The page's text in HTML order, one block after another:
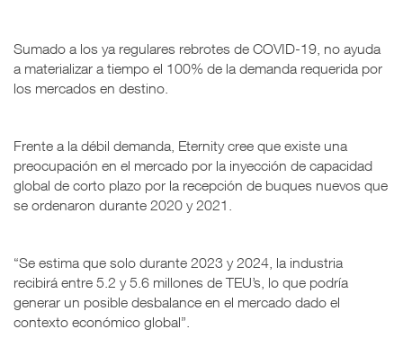
Sumado a los ya regulares rebrotes de COVID-19, no ayuda
a materializar a tiempo el 100% de la demanda requerida por
los mercados en destino.
Frente a la débil demanda, Eternity cree que existe una
preocupación en el mercado por la inyección de capacidad
global de corto plazo por la recepción de buques nuevos que
se ordenaron durante 2020 y 2021.
“Se estima que solo durante 2023 y 2024, la industria
recibirá entre 5.2 y 5.6 millones de TEU’s, lo que podría
generar un posible desbalance en el mercado dado el
contexto económico global”.